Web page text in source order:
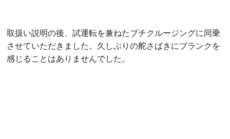
取扱い説明の後、試運転を兼ねたプチクルージングに同乗
させていただきました。久しぶりの舵さばきにブランクを
感じることはありませんでした。